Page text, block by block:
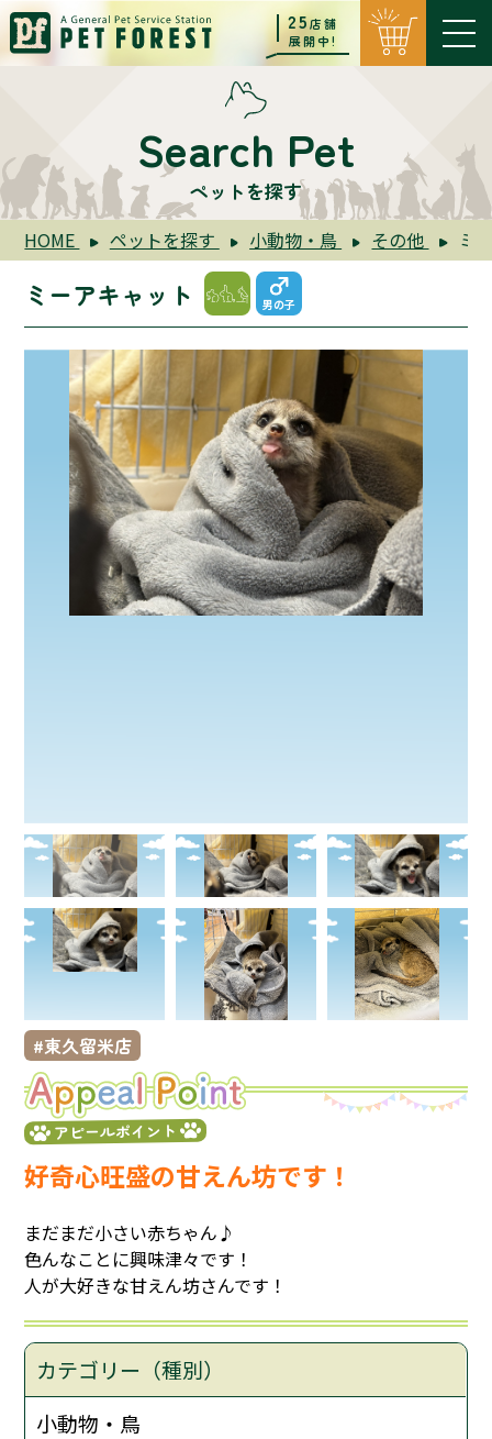
25店舗
展開中!
Search Pet
ペットを探す
HOME ペットを探す 小動物・鳥 その他 ミ
ミーアキャット 男の子
東久留米店
アピールポイント
好奇心旺盛の甘えん坊です！
まだまだ小さい赤ちゃん♪
色んなことに興味津々です！
人が大好きな甘えん坊さんです！
カテゴリー（種別）
小動物・鳥